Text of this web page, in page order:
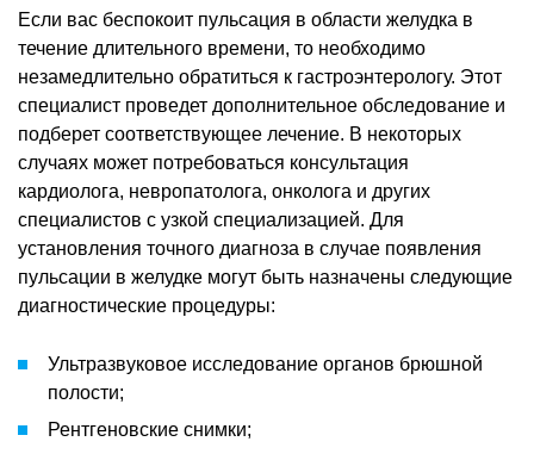
Если вас беспокоит пульсация в области желудка в
течение длительного времени, то необходимо
незамедлительно обратиться к гастроэнтерологу. Этот
специалист проведет дополнительное обследование и
подберет соответствующее лечение. В некоторых
случаях может потребоваться консультация
кардиолога, невропатолога, онколога и других
специалистов с узкой специализацией. Для
установления точного диагноза в случае появления
пульсации в желудке могут быть назначены следующие
диагностические процедуры:
Ультразвуковое исследование органов брюшной
полости;
Рентгеновские снимки;